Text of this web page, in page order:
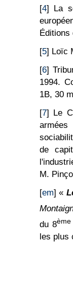
[4] La
Éditions
[5] Loïc
[6]
1994.
1B, 30
[7] Le
de
M.
[em] «
du 8ème
les plus